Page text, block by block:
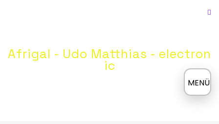
Afrigal - Udo Matthias - electron
ic
≡
MENÜ